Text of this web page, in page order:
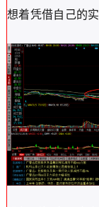
想着凭借自己的